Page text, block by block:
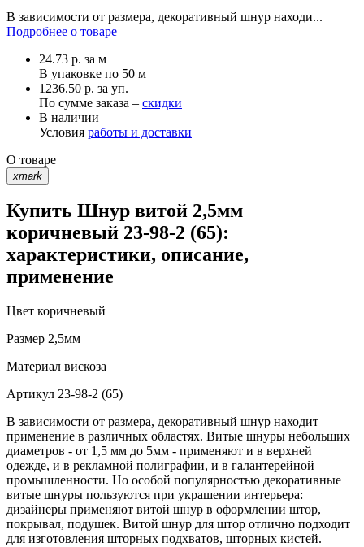
В зависимости от размера, декоративный шнур находи...
Подробнее о товаре
24.73 р. за м
В упаковке по 50 м
1236.50 р. за уп.
По сумме заказа – скидки
В наличии
Условия работы и доставки
О товаре
xmark
Купить Шнур витой 2,5мм
коричневый 23-98-2 (65):
характеристики, описание,
применение
Цвет коричневый
Размер 2,5мм
Материал вискоза
Артикул 23-98-2 (65)
В зависимости от размера, декоративный шнур находит
применение в различных областях. Витые шнуры небольших
диаметров - от 1,5 мм до 5мм - применяют и в верхней
одежде, и в рекламной полиграфии, и в галантерейной
промышленности. Но особой популярностью декоративные
витые шнуры пользуются при украшении интерьера:
дизайнеры применяют витой шнур в оформлении штор,
покрывал, подушек. Витой шнур для штор отлично подходит
для изготовления шторных подхватов, шторных кистей.